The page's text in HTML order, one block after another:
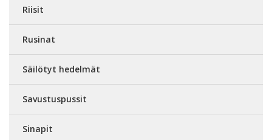
Riisit
Rusinat
Säilötyt hedelmät
Savustuspussit
Sinapit